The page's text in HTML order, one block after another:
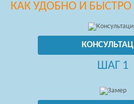
КАК УДОБНО И БЫСТРО
ШАГ 1